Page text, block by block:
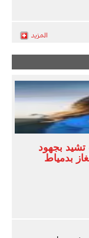
تشيد بجهود
بدمياط